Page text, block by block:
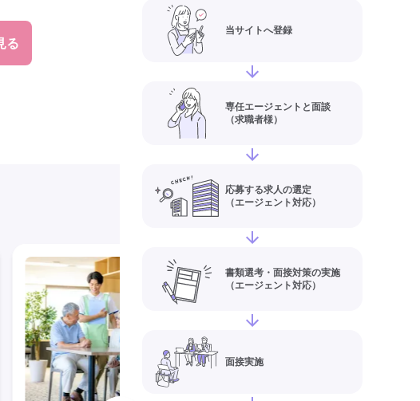
【夜勤専従OK】有
ーム(青森県三沢市)
当サイトへ登録
専任エージェントと面談
（求職者様）
応募する求人の選定
（エージェント対応）
書類選考・面接対策の実施
（エージェント対応）
面接実施